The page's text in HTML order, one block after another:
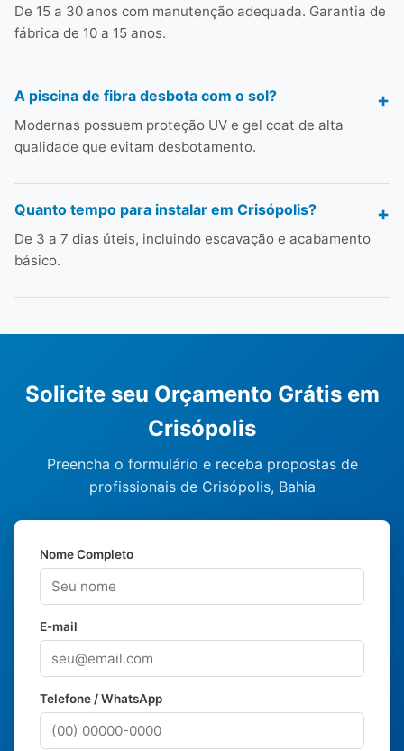
De 15 a 30 anos com manutenção adequada. Garantia de
fábrica de 10 a 15 anos.
A piscina de fibra desbota com o sol?
Modernas possuem proteção UV e gel coat de alta
qualidade que evitam desbotamento.
Quanto tempo para instalar em Crisópolis?
De 3 a 7 dias úteis, incluindo escavação e acabamento
básico.
Solicite seu Orçamento Grátis em
Crisópolis
Preencha o formulário e receba propostas de
profissionais de Crisópolis, Bahia
Nome Completo
E-mail
Telefone / WhatsApp